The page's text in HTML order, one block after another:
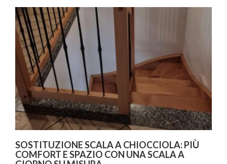
SOSTITUZIONE SCALA A CHIOCCIOLA: PIÙ
COMFORT E SPAZIO CON UNA SCALA A